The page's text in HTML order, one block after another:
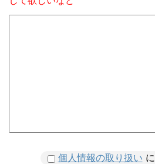
個人情報の取り扱い